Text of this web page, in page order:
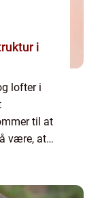
i
lofter i
til at
være, at